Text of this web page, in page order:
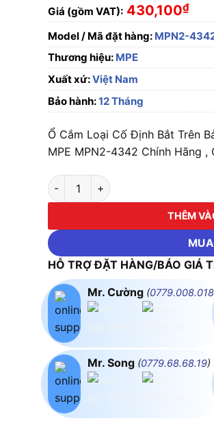
Giá (gồm VAT): 430,100₫
Model / Mã đặt hàng: MPN2-
Thương hiệu: MPE
Xuất xứ:Việt Nam
Bảo hành:12 Tháng
Ổ Cắm Loại Cố Định Bắt Trên
MPE MPN2-4342 Chính Hãng ,
Ổ Cắm Loại Cố Định Bắt Trên
THÊM
HỖ TRỢ ĐẶT HÀNG/BÁO
Mr. Cường (0779.008.018
Mr. Song (0779.68.68.19)